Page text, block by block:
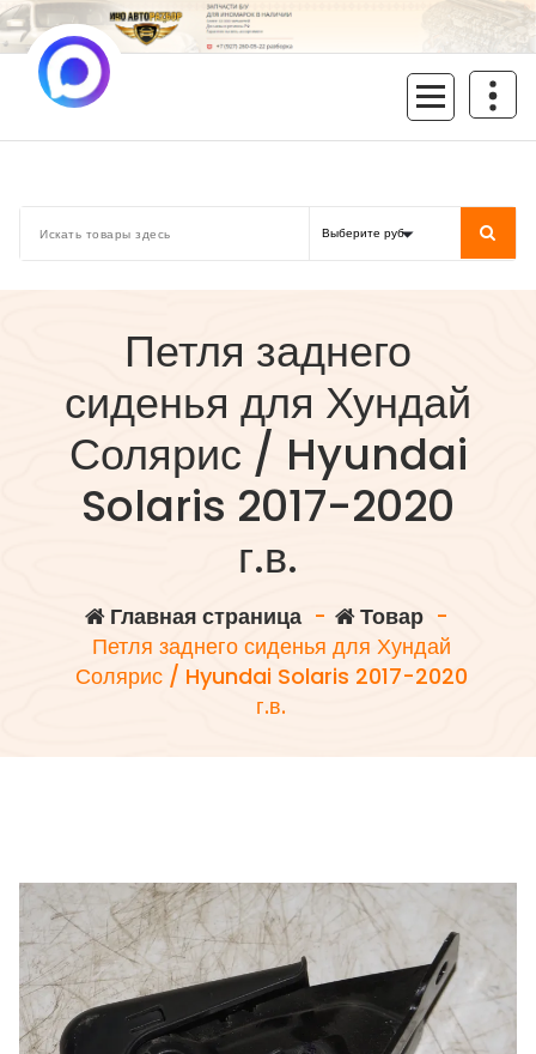
Перейти
к
содержимому
Петля заднего
сиденья для Хундай
Солярис / Hyundai
Solaris 2017-2020
г.в.
Главная страница- Товар-
Петля заднего сиденья для Хундай
Солярис / Hyundai Solaris 2017-2020
г.в.